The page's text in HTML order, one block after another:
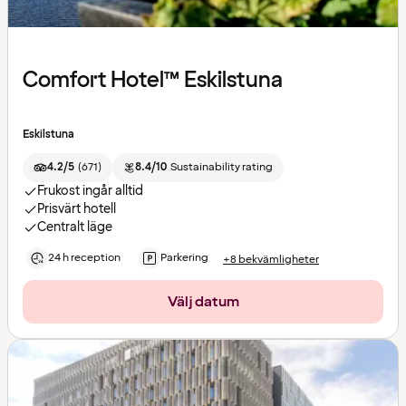
Comfort Hotel™ Eskilstuna
Eskilstuna
4.2/5 (671) 8.4/10 Sustainability rating
Frukost ingår alltid
Prisvärt hotell
Centralt läge
24 h reception Parkering +8 bekvämligheter
Välj datum